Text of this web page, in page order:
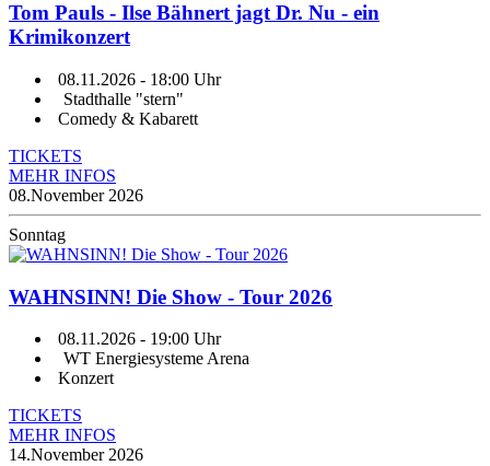
Tom Pauls - Ilse Bähnert jagt Dr. Nu - ein
Krimikonzert
08.11.2026 - 18:00 Uhr
Stadthalle "stern"
Comedy & Kabarett
TICKETS
MEHR INFOS
08.November 2026
Sonntag
WAHNSINN! Die Show - Tour 2026
08.11.2026 - 19:00 Uhr
WT Energiesysteme Arena
Konzert
TICKETS
MEHR INFOS
14.November 2026